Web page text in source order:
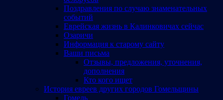
Поздравления по случаю знаменательных
событий
Еврейская жизнь в Калинковичах сейчас
Озаричи
Информация к старому сайту
Ваши письма
Отзывы, предложения, уточнения,
дополнения
Кто кого ищет
История евреев других городов Гомельщины
Гомель